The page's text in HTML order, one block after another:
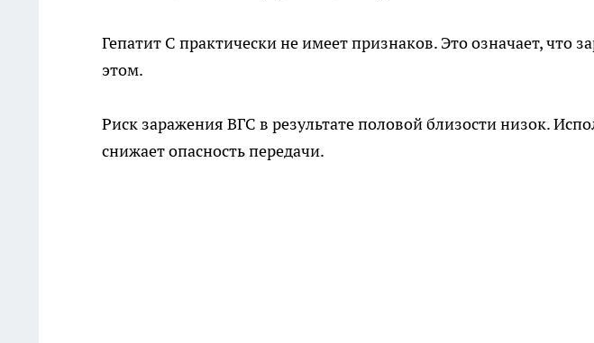
Гепатит С практически не имеет признаков. Это означает, что
этом.
Риск заражения ВГС в результате половой близости низок.
снижает опасность передачи.